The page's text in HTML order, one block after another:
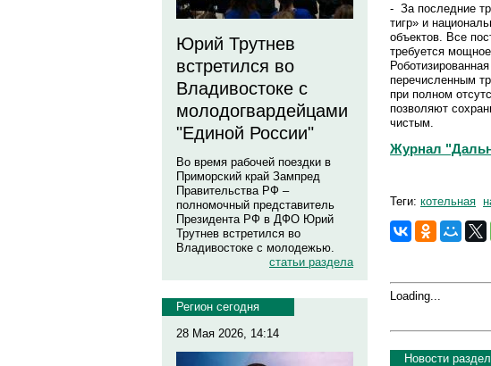
Юрий Трутнев
встретился во
Владивостоке с
молодогвардейцами
"Единой России"
Во время рабочей поездки в
Приморский край Зампред
Правительства РФ –
полномочный представитель
Президента РФ в ДФО Юрий
Трутнев встретился во
Владивостоке с молодежью.
статьи раздела
Регион сегодня
28 Мая 2026, 14:14
- За последние
тигр» и
объектов. Все
требуется
перечисленным
при полном
позволяют
чистым.
Журнал
Теги: котельная
Loading...
Новости